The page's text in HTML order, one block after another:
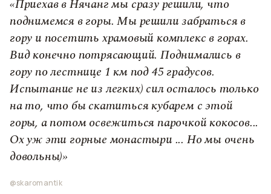
«Приехав в Нячанг мы сразу решили, что
поднимемся в горы. Мы решили забраться в
гору и посетить храмовый комплекс в горах.
Вид конечно потрясающий. Поднимались в
гору по лестнице 1 км под 45 градусов.
Испытание не из легких) сил осталось только
на то, что бы скатиться кубарем с этой
горы, а потом освежиться парочкой кокосов...
Ох уж эти горные монастыри ... Но мы очень
довольны)»
@skaromantik